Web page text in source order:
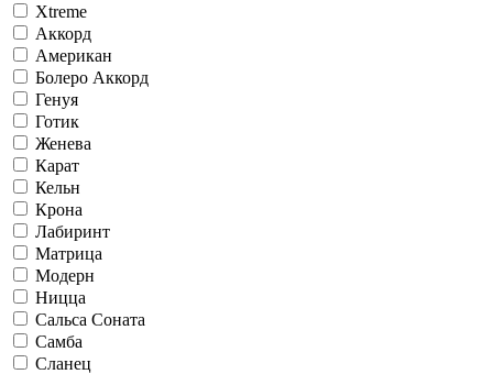
Xtreme
Аккорд
Американ
Болеро Аккорд
Генуя
Готик
Женева
Карат
Кельн
Крона
Лабиринт
Матрица
Модерн
Ницца
Сальса Соната
Самба
Сланец